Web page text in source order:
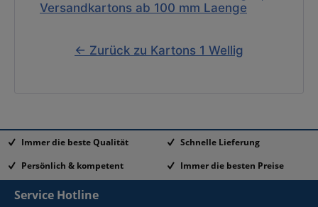
Versandkartons ab 100 mm Laenge
← Zurück zu Kartons 1 Wellig
Immer die beste Qualität
Schnelle Lieferung
Persönlich & kompetent
Immer die besten Preise
Service Hotline